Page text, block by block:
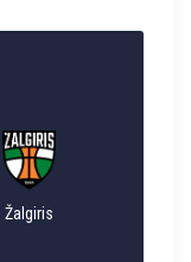
Žalgiris